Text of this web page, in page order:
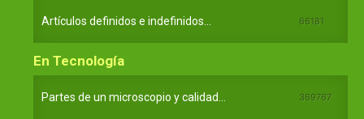
Artículos definidos e indefinidos... 66181
En Tecnología
Partes de un microscopio y calidad... 369767